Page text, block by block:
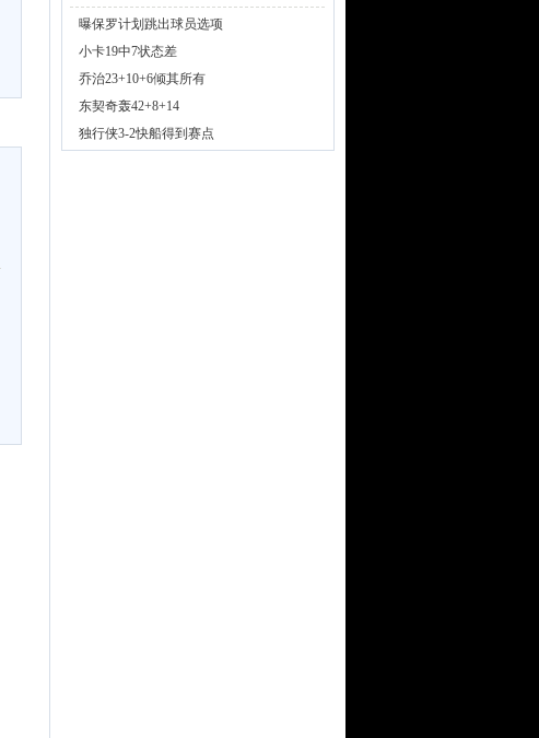
曝保罗计划跳出球员选项
小卡19中7状态差
乔治23+10+6倾其所有
东契奇轰42+8+14
独行侠3-2快船得到赛点